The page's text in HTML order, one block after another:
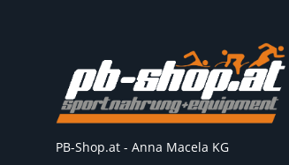
PB-Shop.at - Anna Macela KG